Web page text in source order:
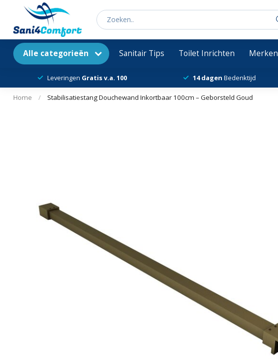
Alle categorieën Sanitair Tips Toilet Inrichten Merken
Leveringen Gratis v.a. 100 14 dagen Bedenktijd
Home / Stabilisatiestang Douchewand Inkortbaar 100cm – Geborsteld Goud